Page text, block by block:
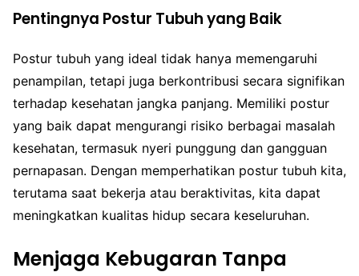
Pentingnya Postur Tubuh yang Baik
Postur tubuh yang ideal tidak hanya memengaruhi
penampilan, tetapi juga berkontribusi secara signifikan
terhadap kesehatan jangka panjang. Memiliki postur
yang baik dapat mengurangi risiko berbagai masalah
kesehatan, termasuk nyeri punggung dan gangguan
pernapasan. Dengan memperhatikan postur tubuh kita,
terutama saat bekerja atau beraktivitas, kita dapat
meningkatkan kualitas hidup secara keseluruhan.
Menjaga Kebugaran Tanpa